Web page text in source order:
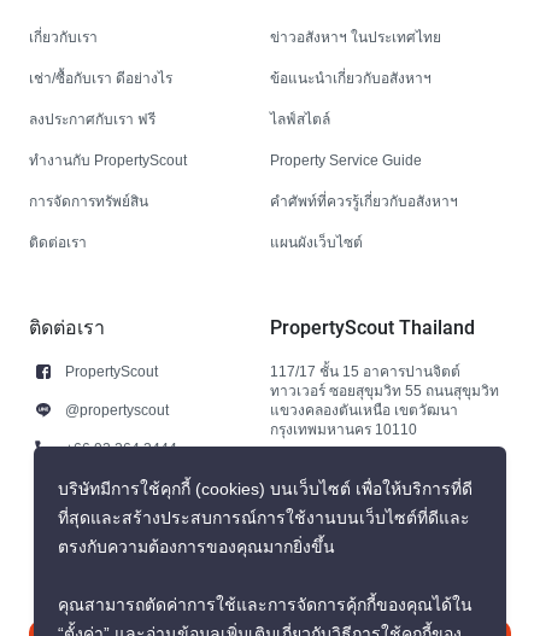
เกี่ยวกับเรา
เช่า/ซื้อกับเรา ดีอย่างไร
ลงประกาศกับเรา ฟรี
ทำงานกับ PropertyScout
การจัดการทรัพย์สิน
ติดต่อเรา
ข่าวอสังหาฯ ในประเทศไทย
ข้อแนะนำเกี่ยวกับอสังหาฯ
ไลฟ์สไตล์
Property Service Guide
คำศัพท์ที่ควรรู้เกี่ยวกับอสังหาฯ
แผนผังเว็บไซต์
ติดต่อเรา
PropertyScout
@propertyscout
+66 92 264 3444
+66 92 264 3444
contact@propertyscout.co.th
PropertyScout Thailand
117/17 ชั้น 15 อาคารปานจิตต์
ทาวเวอร์ ซอยสุขุมวิท 55 ถนนสุขุมวิท
แขวงคลองตันเหนือ เขตวัฒนา
กรุงเทพมหานคร 10110
บริษัทมีการใช้คุกกี้ (cookies) บนเว็บไซต์ เพื่อให้บริการที่ดี
ที่สุดและสร้างประสบการณ์การใช้งานบนเว็บไซต์ที่ดีและ
ตรงกับความต้องการของคุณมากยิ่งขึ้น
คุณสามารถตัดค่าการใช้และการจัดการคุ้กกี้ของคุณได้ใน